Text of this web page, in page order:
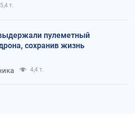
5,4 т.
пулеметный
сохранив жизнь
4,4 т.